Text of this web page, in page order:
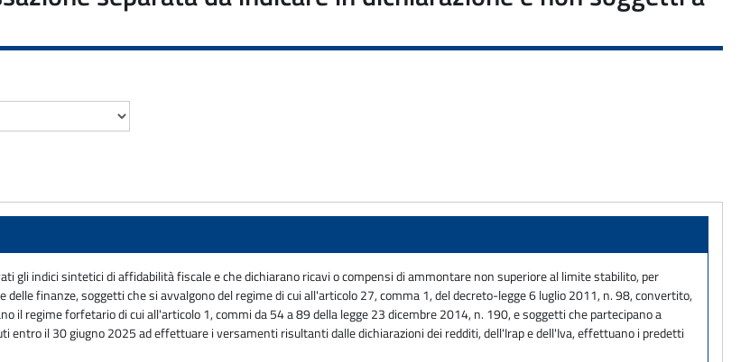
gli indici sintetici di affidabilità fiscale e che dichiarano ricavi o compensi di ammontare non superiore al limite stabilito, per
finanze, soggetti che si avvalgono del regime di cui all'articolo 27, comma 1, del decreto-legge 6 luglio 2011, n. 98, convertito,
il regime forfetario di cui all'articolo 1, commi da 54 a 89 della legge 23 dicembre 2014, n. 190, e soggetti che partecipano a
entro il 30 giugno 2025 ad effettuare i versamenti risultanti dalle dichiarazioni dei redditi, dell'Irap e dell'Iva, effettuano i predetti